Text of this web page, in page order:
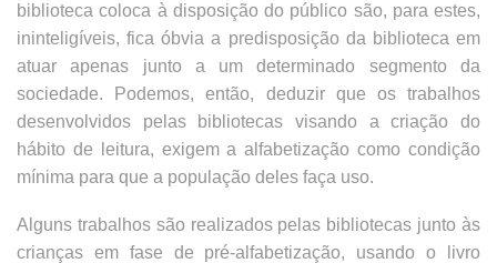
biblioteca coloca à disposição do público são, para estes,
ininteligíveis, fica óbvia a predisposição da biblioteca em
atuar apenas junto a um determinado segmento da
sociedade. Podemos, então, deduzir que os trabalhos
desenvolvidos pelas bibliotecas visando a criação do
hábito de leitura, exigem a alfabetização como condição
mínima para que a população deles faça uso.
Alguns trabalhos são realizados pelas bibliotecas junto às
crianças em fase de pré-alfabetização, usando o livro